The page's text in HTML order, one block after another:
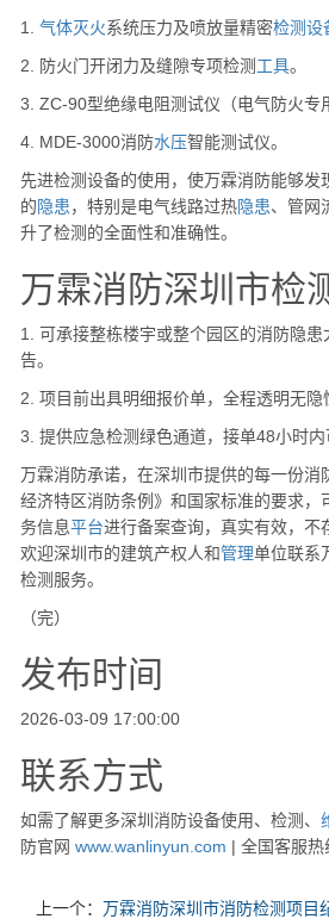
1. 气体灭火系统压力及喷放量精密检测设
2. 防火门开闭力及缝隙专项检测 工具。
3. ZC-90型绝缘电阻测试仪（电气防火专
4. MDE-3000消防水压智能测试仪。
先进检测设备的使用，使万霖消防能够发
的隐患，特别是电气线路过热隐患、管网
升了检测的全面性和准确性。
万霖消防深圳市检
1. 可承接整栋楼宇或整个园区的消防隐患
告。
2. 项目前出具明细报价单，全程透明无隐
3. 提供应急检测绿色通道，接单48小时内
万霖消防承诺，在深圳市提供的每一份消
经济特区消防条例》和国家标准的要求，
务信息平台进行备案查询，真实有效，不
欢迎深圳市的建筑产权人和管理单位联系
检测服务。
（完）
发布时间
2026-03-09 17:00:00
联系方式
如需了解更多深圳消防设备使用、检测、
防官网 www.wanlinyun.com | 全国客服热
上一个： 万霖消防深圳市消防检测项目